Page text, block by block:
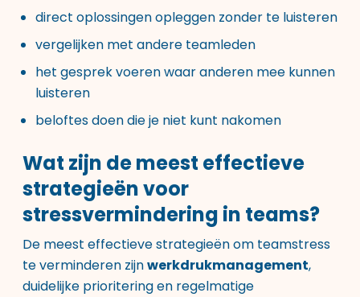
direct oplossingen opleggen zonder te luisteren
vergelijken met andere teamleden
het gesprek voeren waar anderen mee kunnen
luisteren
beloftes doen die je niet kunt nakomen
Wat zijn de meest effectieve
strategieën voor
stressvermindering in teams?
De meest effectieve strategieën om teamstress
te verminderen zijnwerkdrukmanagement,
duidelijke prioritering en regelmatige